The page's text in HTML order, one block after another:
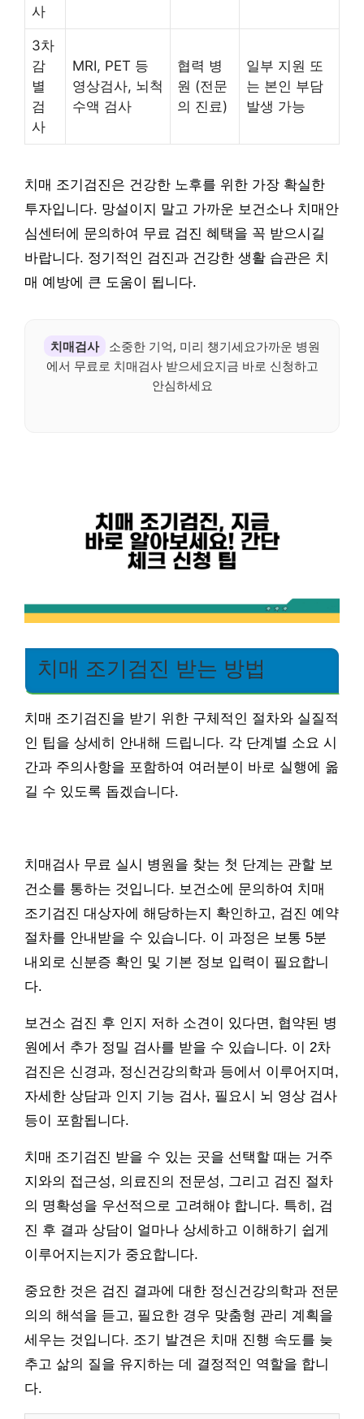
사
3차
감
별
검
사
MRI, PET 등
영상검사, 뇌척
수액 검사
협력 병
원 (전문
의 진료)
일부 지원 또
는 본인 부담
발생 가능
치매 조기검진은 건강한 노후를 위한 가장 확실한
투자입니다. 망설이지 말고 가까운 보건소나 치매안
심센터에 문의하여 무료 검진 혜택을 꼭 받으시길
바랍니다. 정기적인 검진과 건강한 생활 습관은 치
매 예방에 큰 도움이 됩니다.
치매검사
소중한 기억, 미리 챙기세요가까운 병원
에서 무료로 치매검사 받으세요지금 바로 신청하고
안심하세요
치매 조기검진 받는 방법
치매 조기검진을 받기 위한 구체적인 절차와 실질적
인 팁을 상세히 안내해 드립니다. 각 단계별 소요 시
간과 주의사항을 포함하여 여러분이 바로 실행에 옮
길 수 있도록 돕겠습니다.
치매검사 무료 실시 병원을 찾는 첫 단계는 관할 보
건소를 통하는 것입니다. 보건소에 문의하여 치매
조기검진 대상자에 해당하는지 확인하고, 검진 예약
절차를 안내받을 수 있습니다. 이 과정은 보통 5분
내외로 신분증 확인 및 기본 정보 입력이 필요합니
다.
보건소 검진 후 인지 저하 소견이 있다면, 협약된 병
원에서 추가 정밀 검사를 받을 수 있습니다. 이 2차
검진은 신경과, 정신건강의학과 등에서 이루어지며,
자세한 상담과 인지 기능 검사, 필요시 뇌 영상 검사
등이 포함됩니다.
치매 조기검진 받을 수 있는 곳을 선택할 때는 거주
지와의 접근성, 의료진의 전문성, 그리고 검진 절차
의 명확성을 우선적으로 고려해야 합니다. 특히, 검
진 후 결과 상담이 얼마나 상세하고 이해하기 쉽게
이루어지는지가 중요합니다.
중요한 것은 검진 결과에 대한 정신건강의학과 전문
의의 해석을 듣고, 필요한 경우 맞춤형 관리 계획을
세우는 것입니다. 조기 발견은 치매 진행 속도를 늦
추고 삶의 질을 유지하는 데 결정적인 역할을 합니
다.